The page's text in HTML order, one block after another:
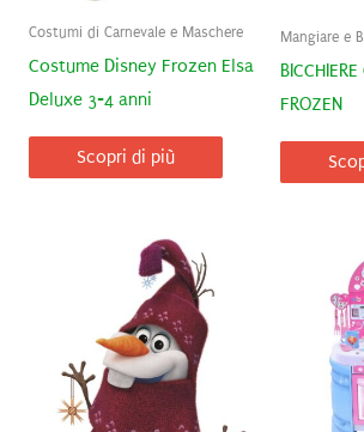
Costumi di Carnevale e Maschere
Costume Disney Frozen Elsa
Deluxe 3-4 anni
Scopri di più
Mangiare e
FROZEN